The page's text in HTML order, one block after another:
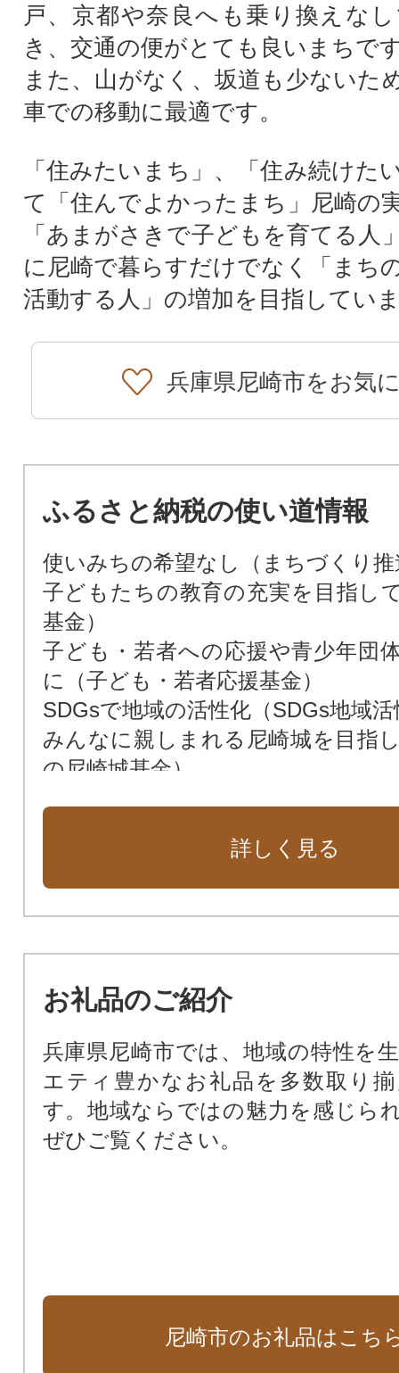
戸、京都や奈良へも乗り換えな
き、交通の便がとても良いまちで
また、山がなく、坂道も少ないた
車での移動に最適です。
「住みたいまち」、「住み続けた
て「住んでよかったまち」尼崎の
「あまがさきで子どもを育てる人
に尼崎で暮らすだけでなく「まち
活動する人」の増加を目指してい
兵庫県尼崎市をお気
ふるさと納税の使い道情報
使いみちの希望なし（まちづくり推
子どもたちの教育の充実を目指し
基金）
子ども・若者への応援や青少年団
に（子ども・若者応援基金）
SDGsで地域の活性化（SDGs地域
みんなに親しまれる尼崎城を目指
の尼崎城基金）
市民福祉の向上のために（市民福祉
動物愛護のために（動物愛護基金）
新しい本庁舎を建設（新本庁舎建設
基金）
尼崎の歴史文化を次世代に受け継
化財保存活用基金）
阪神タイガースファーム施設周辺
田南公園周辺地域活性化基金）
詳しく見る
お礼品のご紹介
兵庫県尼崎市では、地域の特性を
エティ豊かなお礼品を多数取り
す。地域ならではの魅力を感じら
ぜひご覧ください。
尼崎市のお礼品はこち